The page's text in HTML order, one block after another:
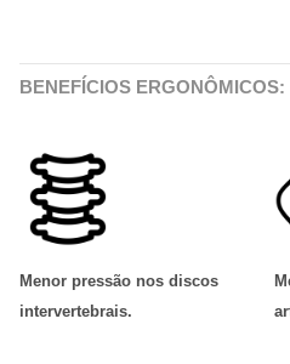
BENEFÍCIOS ERGONÔMICOS:
Menor pressão nos discos
intervertebrais.